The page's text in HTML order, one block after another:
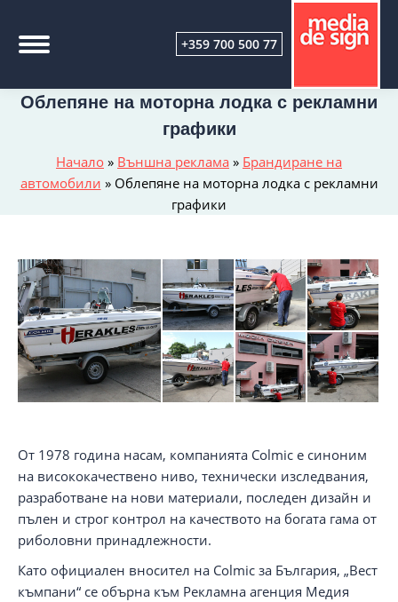
+359 700 500 77
Начало » Външна реклама » Брандиране на
автомобили » Облепяне на моторна лодка с рекламни
графики
Облепяне на моторна лодка с рекламни
графики
От 1978 година насам, компанията Colmic е синоним
на висококачествено ниво, технически изследвания,
разработване на нови материали, последен дизайн и
пълен и строг контрол на качеството на богата гама от
риболовни принадлежности.
Като официален вносител на Colmic за България, „Вест
къмпани“ се обърна към Рекламна агенция Медия